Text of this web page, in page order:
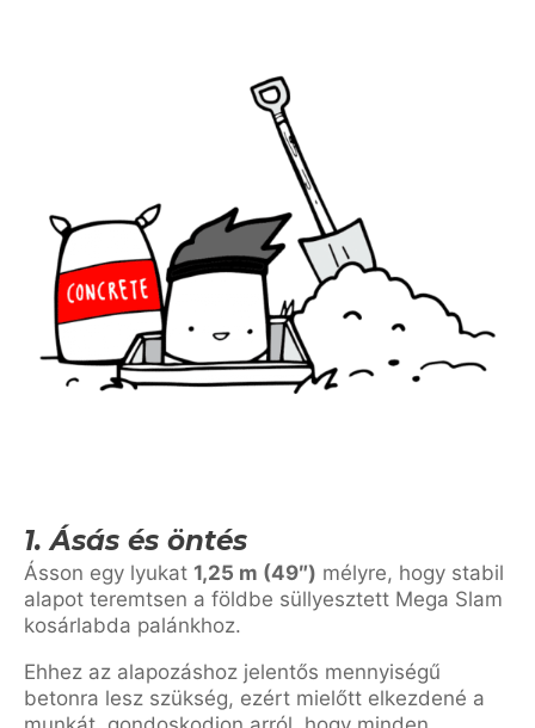
1. Ásás és öntés
Ásson egy lyukat 1,25 m (49″) mélyre, hogy stabil
alapot teremtsen a földbe süllyesztett Mega Slam
kosárlabda palánkhoz.
Ehhez az alapozáshoz jelentős mennyiségű
betonra lesz szükség, ezért mielőtt elkezdené a